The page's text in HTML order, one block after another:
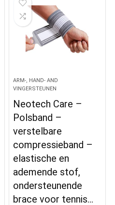
ARM-, HAND- AND
VINGERSTEUNEN
Neotech Care –
Polsband –
verstelbare
compressieband –
elastische en
ademende stof,
ondersteunende
brace voor tennis…